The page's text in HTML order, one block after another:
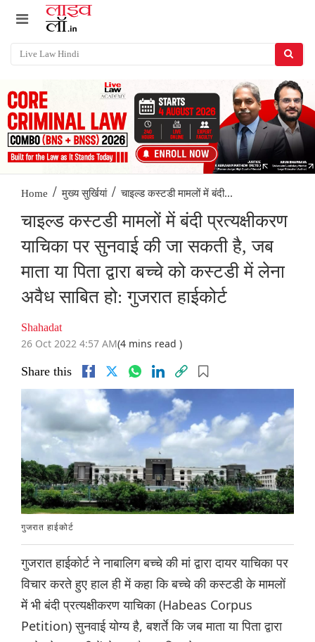
Home / मुख्य सुर्खियां / चाइल्ड कस्टडी मामलों में बंदी...
चाइल्ड कस्टडी मामलों में बंदी प्रत्यक्षीकरण
याचिका पर सुनवाई की जा सकती है, जब
माता या पिता द्वारा बच्चे को कस्टडी में लेना
अवैध साबित हो: गुजरात हाईकोर्ट
Shahadat
26 Oct 2022 4:57 AM(4 mins read )
Share this
गुजरात हाईकोर्ट
गुजरात हाईकोर्ट ने नाबालिग बच्चे की मां द्वारा दायर याचिका पर
विचार करते हुए हाल ही में कहा कि बच्चे की कस्टडी के मामलों
में भी बंदी प्रत्यक्षीकरण याचिका (Habeas Corpus
Petition) सुनवाई योग्य है, बशर्ते कि जब माता या पिता द्वारा